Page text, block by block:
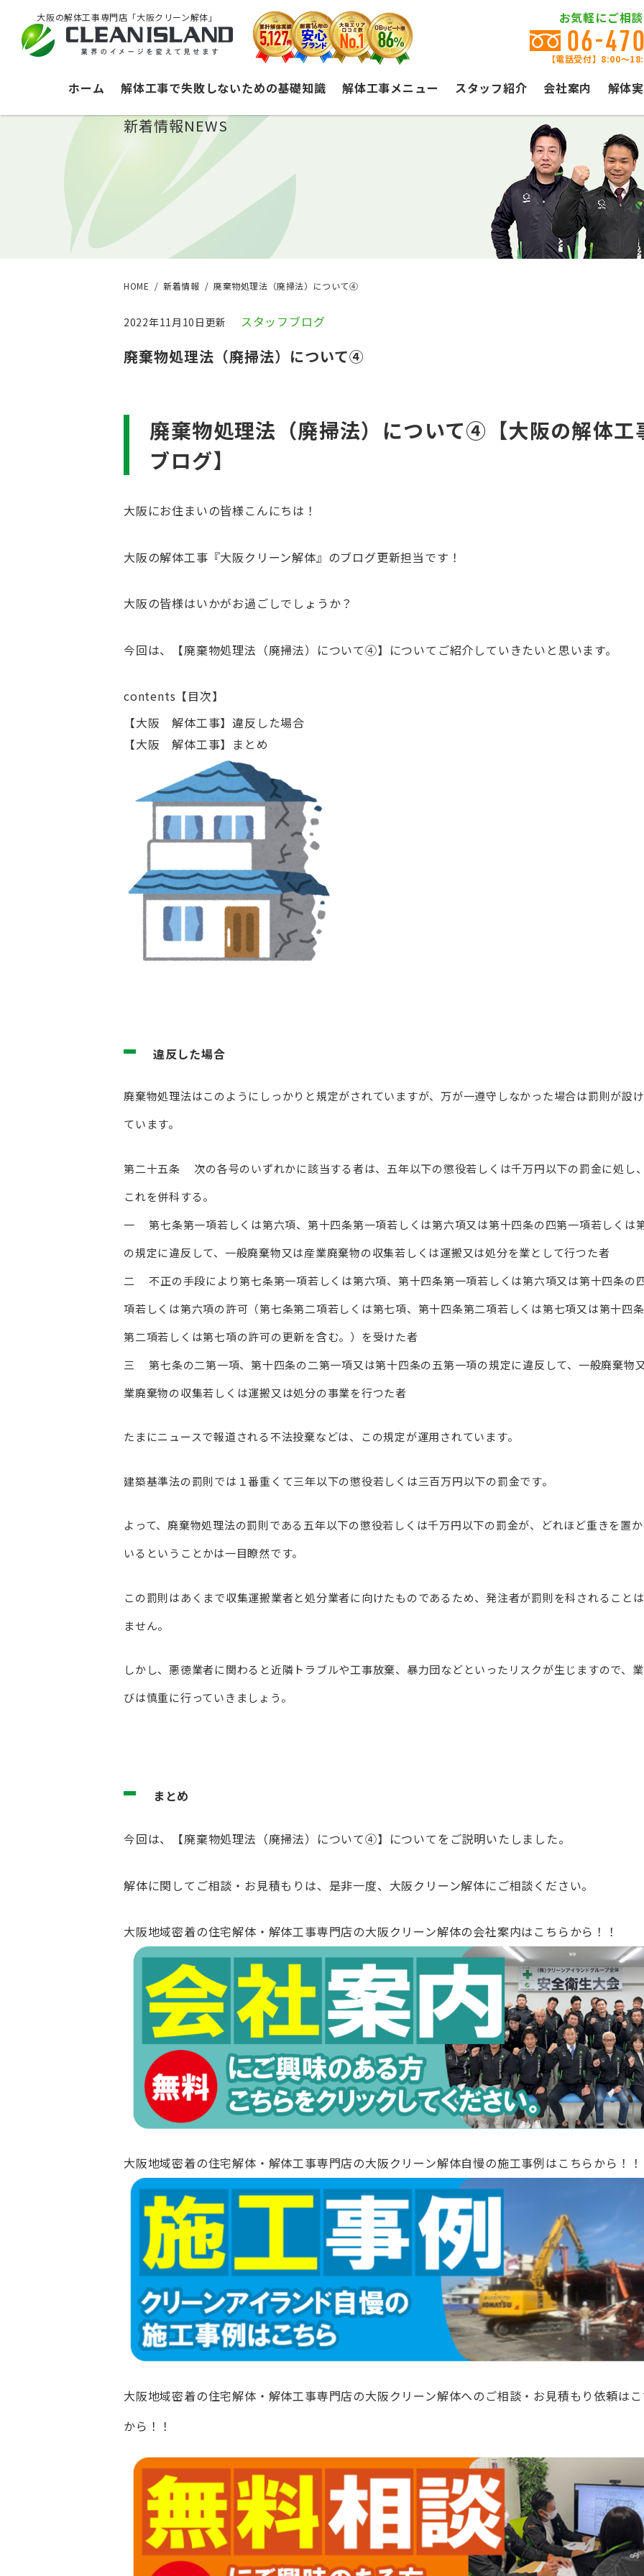
大阪の解体工事専門店「大阪クリーン解体」 お気軽にご相
06-
【電話受付】8:00〜
ホーム 解体工事で失敗しないための基礎知識 解体工事メニュー スタッフ紹介 会社案内 解体
新着情報NEWS
HOME 新着情報 廃棄物処理法（廃掃法）について④
2022年11月10日更新 スタッフブログ
廃棄物処理法（廃掃法）について④
廃棄物処理法（廃掃法）について④【大阪の解体工
ブログ】
大阪にお住まいの皆様こんにちは！
大阪の解体工事『大阪クリーン解体』のブログ更新担当です！
大阪の皆様はいかがお過ごしでしょうか？
今回は、【廃棄物処理法（廃掃法）について④】についてご紹介していきたいと思います。
contents【目次】
【大阪 解体工事】違反した場合
【大阪 解体工事】まとめ
違反した場合
廃棄物処理法はこのようにしっかりと規定がされていますが、万が一遵守しなかった場合は罰則が設
ています。
第二十五条 次の各号のいずれかに該当する者は、五年以下の懲役若しくは千万円以下の罰金に処し
これを併科する。
一 第七条第一項若しくは第六項、第十四条第一項若しくは第六項又は第十四条の四第一項若しくは
の規定に違反して、一般廃棄物又は産業廃棄物の収集若しくは運搬又は処分を業として行つた者
二 不正の手段により第七条第一項若しくは第六項、第十四条第一項若しくは第六項又は第十四条の
項若しくは第六項の許可（第七条第二項若しくは第七項、第十四条第二項若しくは第七項又は第十四
第二項若しくは第七項の許可の更新を含む。）を受けた者
三 第七条の二第一項、第十四条の二第一項又は第十四条の五第一項の規定に違反して、一般廃棄物
業廃棄物の収集若しくは運搬又は処分の事業を行つた者
たまにニュースで報道される不法投棄などは、この規定が運用されています。
建築基準法の罰則では１番重くて三年以下の懲役若しくは三百万円以下の罰金です。
よって、廃棄物処理法の罰則である五年以下の懲役若しくは千万円以下の罰金が、どれほど重きを置
いるということかは一目瞭然です。
この罰則はあくまで収集運搬業者と処分業者に向けたものであるため、発注者が罰則を科されること
ません。
しかし、悪徳業者に関わると近隣トラブルや工事放棄、暴力団などといったリスクが生じますので、
びは慎重に行っていきましょう。
まとめ
今回は、【廃棄物処理法（廃掃法）について④】についてをご説明いたしました。
解体に関してご相談・お見積もりは、是非一度、大阪クリーン解体にご相談ください。
大阪地域密着の住宅解体・解体工事専門店の大阪クリーン解体の会社案内はこちらから！！
大阪地域密着の住宅解体・解体工事専門店の大阪クリーン解体自慢の施工事例はこちらから！！
大阪地域密着の住宅解体・解体工事専門店の大阪クリーン解体へのご相談・お見積もり依頼は
から！！